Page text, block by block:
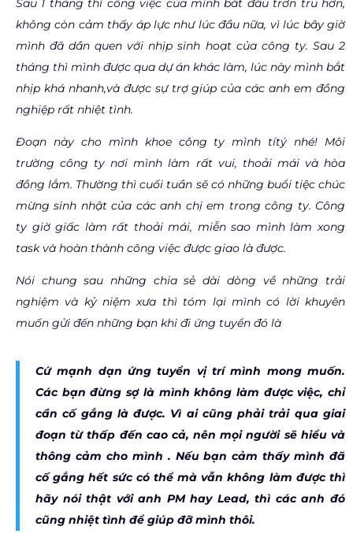
Sau 1 tháng thì công việc của mình bắt đầu trơn tru hơn,
không còn cảm thấy áp lực như lúc đầu nữa, vì lúc bây giờ
mình đã dần quen với nhịp sinh hoạt của công ty. Sau 2
tháng thì mình được qua dự án khác làm, lúc này mình bắt
nhịp khá nhanh,và được sự trợ giúp của các anh em đồng
nghiệp rất nhiệt tình.
Đoạn này cho mình khoe công ty mình títý nhé! Môi
trường công ty nơi mình làm rất vui, thoải mái và hòa
đồng lắm. Thường thì cuối tuần sẽ có những buổi tiệc chúc
mừng sinh nhật của các anh chị em trong công ty. Công
ty giờ giấc làm rất thoải mái, miễn sao mình làm xong
task và hoàn thành công việc được giao là được.
Nói chung sau những chia sẻ dài dòng về những trải
nghiệm và kỷ niệm xưa thì tóm lại mình có lời khuyên
muốn gửi đến những bạn khi đi ứng tuyển đó là
Cứ mạnh dạn ứng tuyển vị trí mình mong muốn.
Các bạn đừng sợ là mình không làm được việc, chỉ
cần cố gắng là được. Vì ai cũng phải trải qua giai
đoạn từ thấp đến cao cả, nên mọi người sẽ hiểu và
thông cảm cho mình . Nếu bạn cảm thấy mình đã
cố gắng hết sức có thể mà vẫn không làm được thì
hãy nói thật với anh PM hay Lead, thì các anh đó
cũng nhiệt tình để giúp đỡ mình thôi.